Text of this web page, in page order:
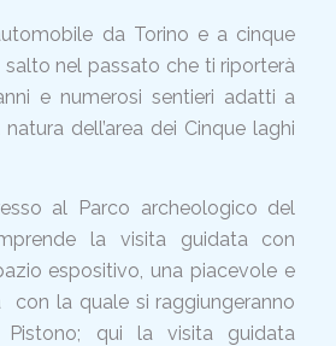
da Torino e a cinque
salto nel passato che ti riporterà
e numerosi sentieri adatti a
dell’area dei Cinque laghi
al Parco archeologico del
la visita guidata con
espositivo, una piacevole e
con la quale si raggiungeranno
qui la visita guidata